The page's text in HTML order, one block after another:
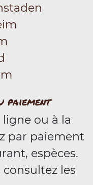
paiement
ou à la
par paiement
espèces.
les